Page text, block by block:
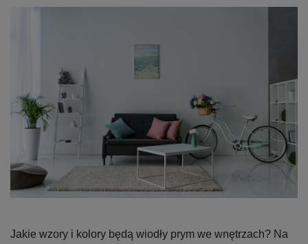
Jakie wzory i kolory będą wiodły prym we wnętrzach? Na